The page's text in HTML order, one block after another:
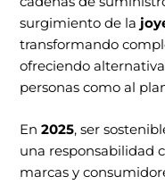
surgimiento de la
transformando
ofreciendo
personas como al
En2025, ser
una responsabilidad
marcas y